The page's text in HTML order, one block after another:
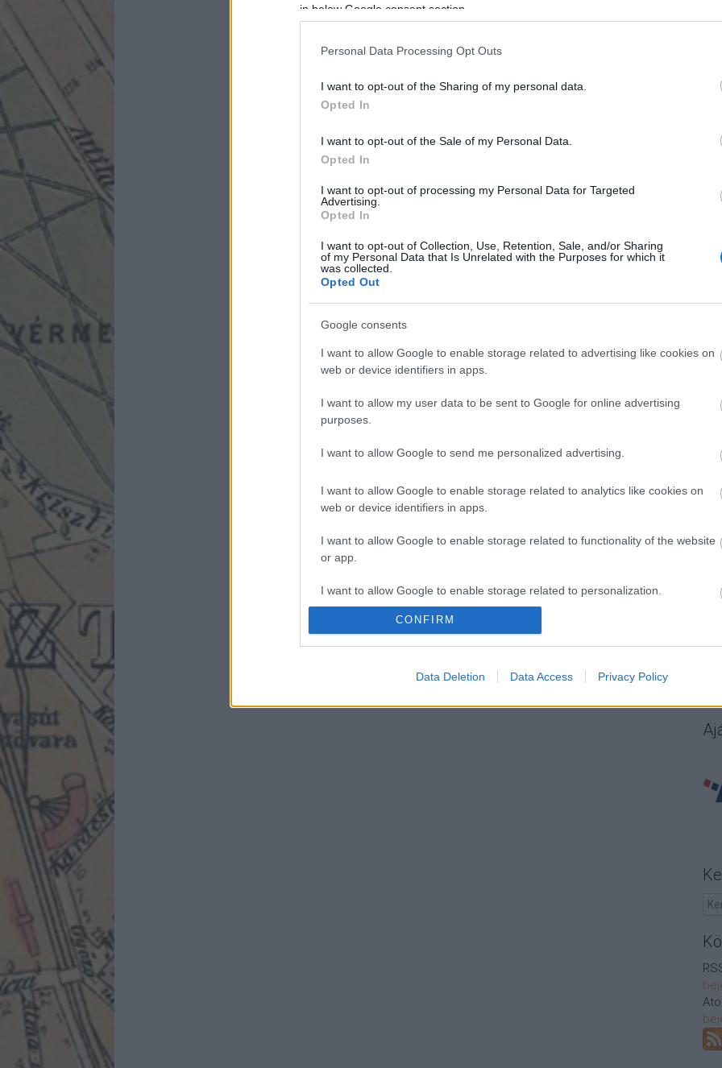
in below Google consent section.
Personal Data Processing Opt Outs
I want to opt-out of the Sharing of my personal data.
Opted In
I want to opt-out of the Sale of my Personal Data.
Opted In
I want to opt-out of processing my Personal Data for Targeted
Advertising.
Opted In
I want to opt-out of Collection, Use, Retention, Sale, and/or Sharing
of my Personal Data that Is Unrelated with the Purposes for which it
was collected.
Opted Out
Google consents
I want to allow Google to enable storage related to advertising like cookies on
web or device identifiers in apps.
I want to allow my user data to be sent to Google for online advertising
purposes.
I want to allow Google to send me personalized advertising.
I want to allow Google to enable storage related to analytics like cookies on
web or device identifiers in apps.
I want to allow Google to enable storage related to functionality of the website
or app.
I want to allow Google to enable storage related to personalization.
authentication functionality and fraud prevention, and other user protection.
CONFIRM
Data Deletion Data Access Privacy Policy
is
A
A
A
A
A